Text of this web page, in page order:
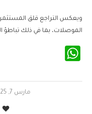
ويعكس التراجع قلق
الموصلات، بما في ذلك تباطؤ
مارس 7, 2025